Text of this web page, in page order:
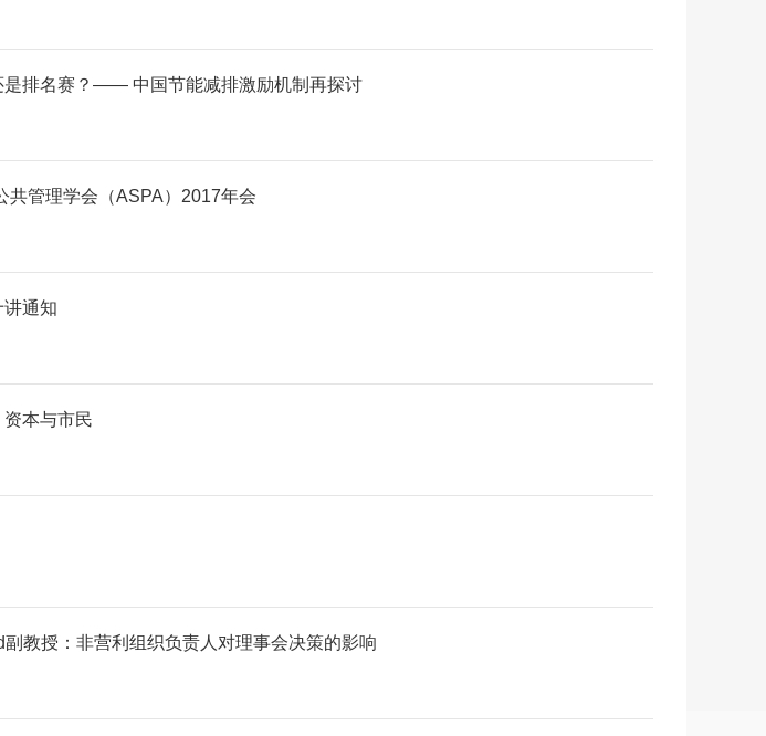
是排名赛？—— 中国节能减排激励机制再探讨
共管理学会（ASPA）2017年会
讲通知
资本与市民
副教授：非营利组织负责人对理事会决策的影响